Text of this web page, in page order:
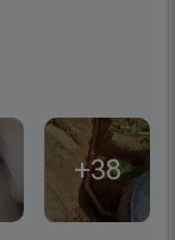
+38